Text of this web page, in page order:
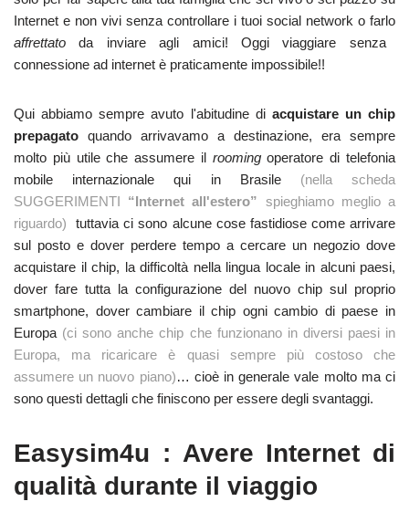
Internet e non vivi senza controllare i tuoi social network o farlo
affrettato da inviare agli amici! Oggi viaggiare senza
connessione ad internet è praticamente impossibile!!
Qui abbiamo sempre avuto l'abitudine di acquistare un chip
prepagato quando arrivavamo a destinazione, era sempre
molto più utile che assumere il roomingoperatore di telefonia
mobile internazionale qui in Brasile (nella scheda
SUGGERIMENTI “Internet all'estero” spieghiamo meglio a
riguardo)
tuttavia ci sono alcune cose fastidiose come arrivare
sul posto e dover perdere tempo a cercare un negozio dove
acquistare il chip, la difficoltà nella lingua locale in alcuni paesi,
dover fare tutta la configurazione del nuovo chip sul proprio
smartphone, dover cambiare il chip ogni cambio di paese in
Europa (ci sono anche chip che funzionano in diversi paesi in
Europa, ma ricaricare è quasi sempre più costoso che
assumere un nuovo piano)… cioè in generale vale molto ma ci
sono questi dettagli che finiscono per essere degli svantaggi.
Easysim4u : Avere Internet di
qualità durante il viaggio